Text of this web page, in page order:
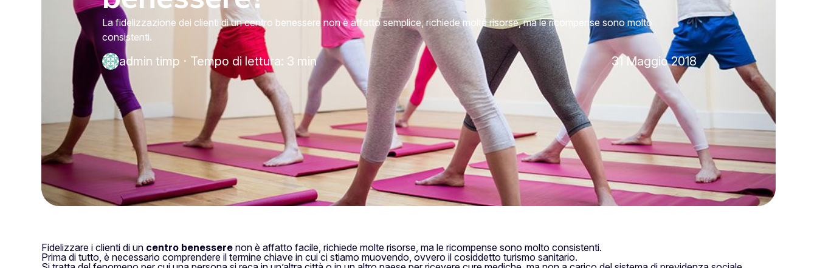
La fidelizzazione dei clienti di un centro benessere non è affatto semplice, richiede molte risorse, ma le ricompense sono molto
consistenti.
admin timp · Tempo di lettura: 3 min 31 Maggio 2018
Fidelizzare i clienti di un centro benessere non è affatto facile, richiede molte risorse, ma le ricompense sono molto consistenti.
Prima di tutto, è necessario comprendere il termine chiave in cui ci stiamo muovendo, ovvero il cosiddetto turismo sanitario.